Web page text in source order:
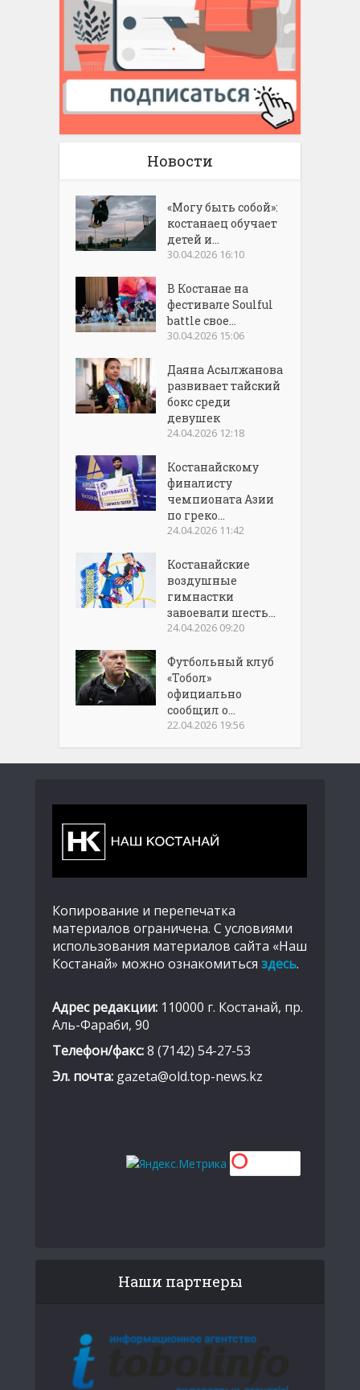
Новости
«Могу быть собой»:
костанаец обучает
детей и...
30.04.2026 16:10
В Костанае на
фестивале Soulful
battle свое...
30.04.2026 15:06
Даяна Асылжанова
развивает тайский
бокс среди
девушек
24.04.2026 12:18
Костанайскому
финалисту
чемпионата Азии
по греко...
24.04.2026 11:42
Костанайские
воздушные
гимнастки
завоевали шесть...
24.04.2026 09:20
Футбольный клуб
«Тобол»
официально
сообщил о...
22.04.2026 19:56
Копирование и перепечатка
материалов ограничена. С условиями
использования материалов сайта «Наш
Костанай» можно ознакомиться здесь.
Адрес редакции: 110000 г. Костанай, пр.
Аль-Фараби, 90
Телефон/факс:8 (7142) 54-27-53
Эл. почта: gazeta@old.top-news.kz
Наши партнеры